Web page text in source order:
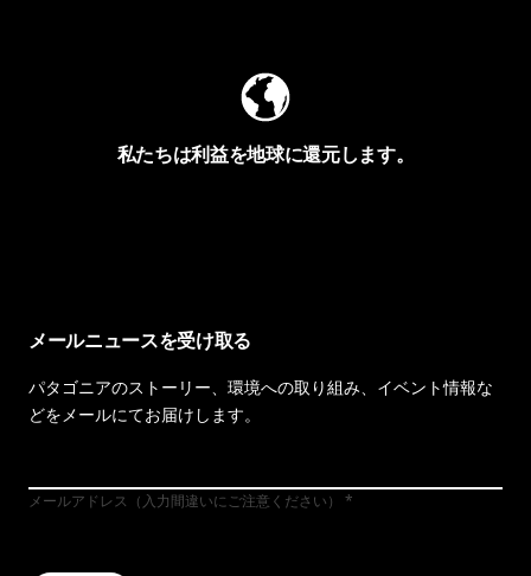
私たちは利益を地球に還元します。
メールニュースを受け取る
パタゴニアのストーリー、環境への取り組み、イベント情報な
どをメールにてお届けします。
メールアドレス（入力間違いにご注意ください）